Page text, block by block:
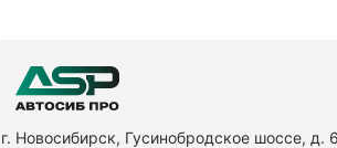
г. Новосибирск, Гусинобродское шоссе, д.